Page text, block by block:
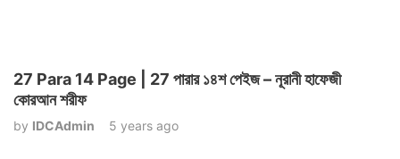
27 Para 14 Page | 27 পারার ১৪শ পেইজ – নূরানী হাফেজী
কোরআন শরীফ
by IDCAdmin 5 years ago